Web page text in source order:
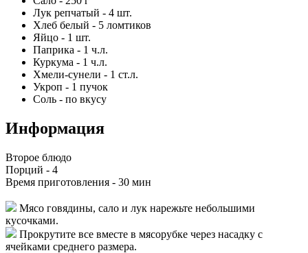
Лук репчатый - 4 шт.
Хлеб белый - 5 ломтиков
Яйцо - 1 шт.
Паприка - 1 ч.л.
Куркума - 1 ч.л.
Хмели-сунели - 1 ст.л.
Укроп - 1 пучок
Соль - по вкусу
Информация
Второе блюдо
Порций - 4
Время приготовления - 30 мин
Мясо говядины, сало и лук нарежьте небольшими
кусочками.
Прокрутите все вместе в мясорубке через насадку с
ячейками среднего размера.